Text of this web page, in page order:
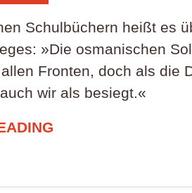
Schulbüchern heißt es
»Die osmanischen
Fronten, doch als die
wir als besiegt.«